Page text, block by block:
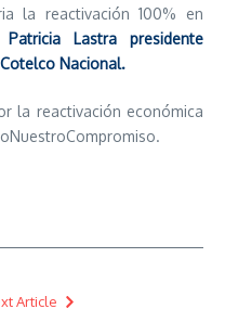
la reactivación 100% en
Patricia Lastra presidente
Nacional.
la reactivación económica
Article